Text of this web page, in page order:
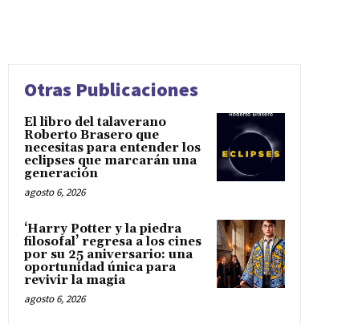
Otras Publicaciones
El libro del talaverano
Roberto Brasero que
necesitas para entender los
eclipses que marcarán una
generación
agosto 6, 2026
‘Harry Potter y la piedra
filosofal’ regresa a los cines
por su 25 aniversario: una
oportunidad única para
revivir la magia
agosto 6, 2026